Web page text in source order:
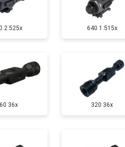
2.525x 640 1.515x
36x 320 36x